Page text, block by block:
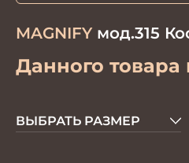
MAGNIFY мод.315
Данного товара
ВЫБРАТЬ РАЗМЕР